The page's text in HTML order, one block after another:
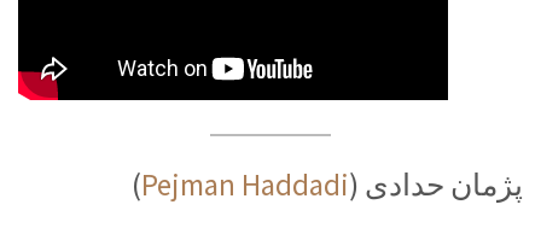
(Pejman Haddadi ) پژمان حدادی